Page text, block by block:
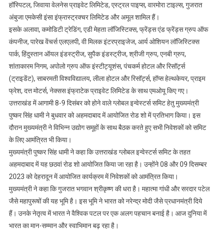
हॉस्पिटल, जिवाया वेलनेस प्राइवेट लिमिटेड, एस्ट्रल पाइप्स, वारमोरा टाइल्स, गुजरात
अंबुजा एमकेसी इंसा इंफ्रास्ट्रक्चर लिमिटेड और अमूल शामिल हैं।
इसके अलावा, कमोडिटी ट्रेडिंग, एडी मेहता लॉजिस्टिक्स, फ्रेंड्स एंड फ्रेंड्स ग्रुप ऑफ
कंपनीज, पारेख वेंचर्स एलएलपी, वी मिलक इंटरप्राइजेज, आर्य ओशियन लॉजिस्टिक्स
पार्क, हिंदुस्तान ऑयल इंडस्ट्रीज, सुपैक इंडस्ट्रीज, श्रीजी ग्रुप, एनबी ग्रुप,
शांताकारम निगम, अपोलो ग्रुप ऑफ इंस्टीट्यूशंस, पंचकर्म होटल और रिसॉर्ट्स
(ट्राइडेंट), साबरमती विश्वविद्यालय, लीला होटल और रिसॉर्ट्स, हॉप्स हेल्थकेयर, प्राइम
फ्रेश, दत्त मोटर्स, नेक्सस इंफ्राटेक प्राइवेट लिमिटेड के साथ एमओयू किए गए।
उत्तराखंड में आगामी 8-9 दिसंबर को होने वाले ग्लोबल इन्वेस्टर्स समिट हेतु मुख्यमंत्री
पुष्कर सिंह धामी ने बुधवार को अहमदाबाद में आयोजित रोड शो में प्रतिभाग किया। इस
दौरान मुख्यमंत्री ने विभिन्न उद्योग समूहों के साथ बैठक करते हुए सभी निवेशकों को समिट
के लिए आमंत्रित भी किया।
मुख्यमंत्री पुष्कर सिंह धामी ने कहा कि उत्तराखंड ग्लोबल इन्वेस्टर्स समिट के तहत
अहमदाबाद में यह छठवां रोड शो आयोजित किया जा रहा है। उन्होंने 08 और 09 दिसम्बर
2023 को देहरादून में आयोजित कार्यक्रम में निवेशकों को आमंत्रित किया।
मुख्यमंत्री ने कहा कि गुजरात भगवान श्रीकृष्ण की धरा है। महात्मा गांधी और सरदार पटेल
जैसे महापुरूषों की यह भूमि है। इस भूमि ने भारत को नरेन्द्र मोदी जैसे प्रधानमंत्री दिये
हैं। उनके नेतृत्व में भारत ने वैश्विक पटल पर एक अलग पहचान बनाई है। आज दुनिया में
भारत का मान-सम्मान और स्वाभिमान बढ़ रहा है।